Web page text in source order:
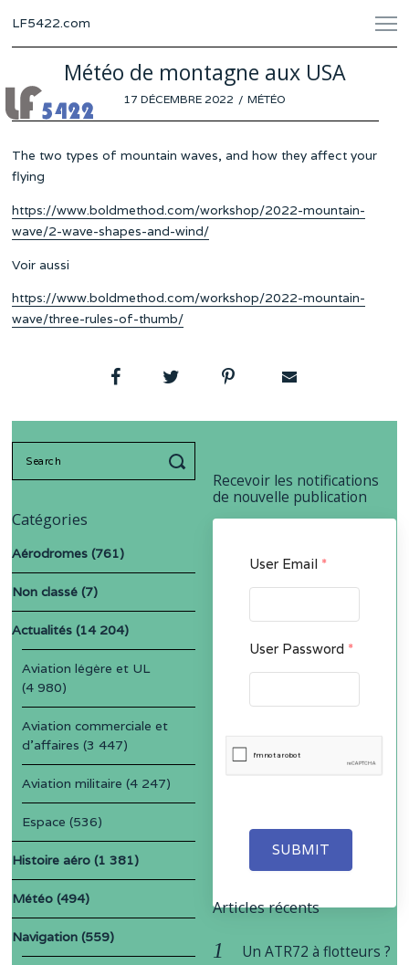
LF5422.com
Météo de montagne aux USA
POSTED
17 DÉCEMBRE 2022 10MÉTÉO
The two types of mountain waves, and how they affect your
flying
https://www.boldmethod.com/workshop/2022-mountain-
wave/2-wave-shapes-and-wind/
Voir aussi
https://www.boldmethod.com/workshop/2022-mountain-
wave/three-rules-of-thumb/
Recevoir les notifications
de nouvelle publication
User Email *
User Password *
SUBMIT
Catégories
Aérodromes (761)
Non classé (7)
Actualités (14 204)
Aviation légère et UL
(4 980)
Aviation commerciale et
d'affaires (3 447)
Aviation militaire (4 247)
Espace (536)
Histoire aéro (1 381)
Météo (494)
Navigation (559)
Articles récents
Un ATR72 à flotteurs ?